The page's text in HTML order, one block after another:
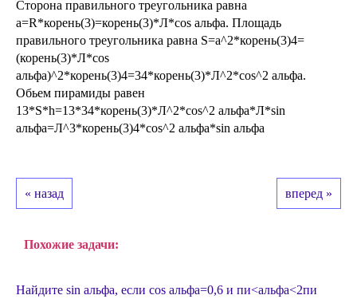
Сторона правильного треугольника равна
а=R*корень(3)=корень(3)*Л*cos альфа. Площадь
правильного треугольника равна S=а^2*корень(3)4=
(корень(3)*Л*cos
альфа)^2*корень(3)4=34*корень(3)*Л^2*cos^2 альфа.
Обьем пирамиды равен
13*S*h=13*34*корень(3)*Л^2*cos^2 альфа*Л*sin
альфа=Л^3*корень(3)4*cos^2 альфа*sin альфа
« назад вперед »
Похожие задачи:
Найдите sin альфа, если cos альфа=0,6 и пи<альфа<2пи